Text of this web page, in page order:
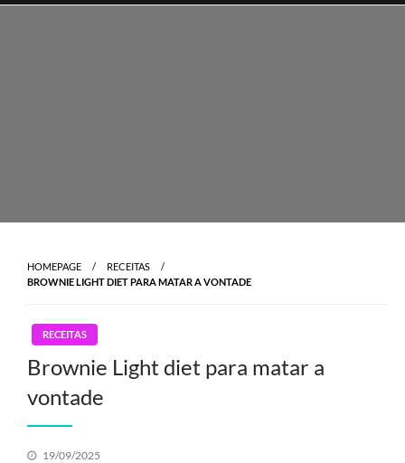
Skip
HOMEPAGE
RECEITAS
BROWNIE LIGHT DIET PARA MATAR A VONTADE
RECEITAS
Brownie Light diet para matar a
vontade
Posted
19/09/2025